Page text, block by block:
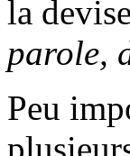
la
parole,
Peu